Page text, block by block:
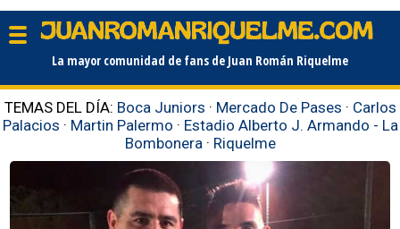
La mayor comunidad de fans de Juan Román Riquelme
TEMAS DEL DÍA: Boca Juniors · Mercado De Pases · Carlos
Palacios · Martin Palermo · Estadio Alberto J. Armando - La
Bombonera · Riquelme